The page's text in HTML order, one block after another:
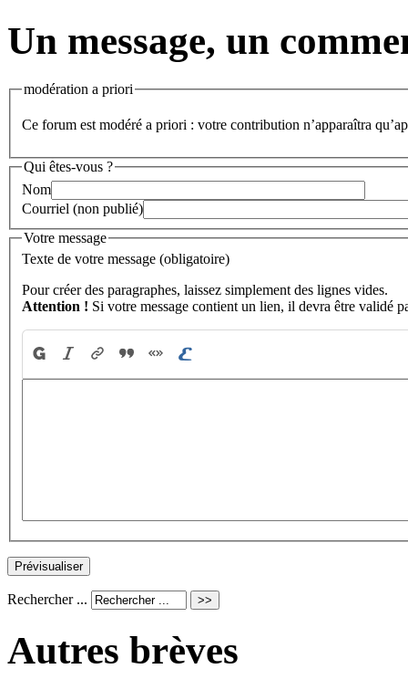
Un message, un
modération a priori
Ce forum est modéré a priori : votre contribution n’apparaîtra
Qui êtes-vous ?
Nom
Courriel (non publié)
Votre message
Texte de votre message (obligatoire)
Pour créer des paragraphes, laissez simplement des lignes vides.
Attention ! Si votre message contient un lien, il devra être validé
Rechercher ...
Autres brèves